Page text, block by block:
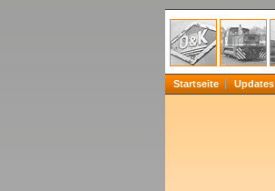
Startseite Updates